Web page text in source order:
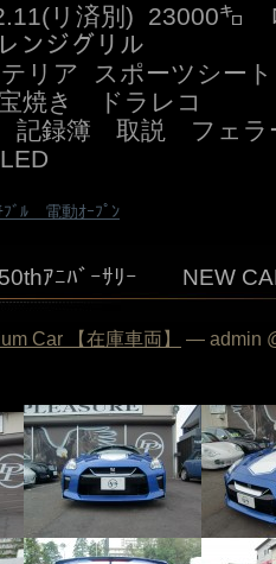
リ済別) 23000㌔
ンジグリル
テリア スポーツシー
焼き ドラレコ
記録簿 取説 フェラ
ﾌﾞﾙ 電動ｵｰﾌﾟﾝ
50thｱﾆﾊﾞｰｻﾘｰ NEW
Car 【在庫車両】 — admin